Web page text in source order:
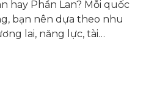
hay Phần Lan? Mỗi quốc
bạn nên dựa theo nhu
lai, năng lực, tài
phù hợp